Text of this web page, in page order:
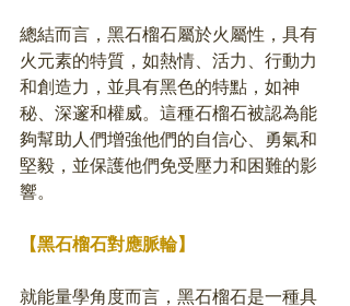
總結而言，黑石榴石屬於火屬性，具有
火元素的特質，如熱情、活力、行動力
和創造力，並具有黑色的特點，如神
秘、深邃和權威。這種石榴石被認為能
夠幫助人們增強他們的自信心、勇氣和
堅毅，並保護他們免受壓力和困難的影
響。
【黑石榴石對應脈輪】
就能量學角度而言，黑石榴石是一種具